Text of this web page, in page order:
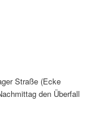
Straße (Ecke
den Überfall